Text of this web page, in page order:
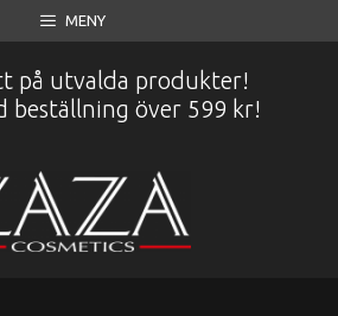
MENY
på utvalda produkter!
beställning över 599 kr!